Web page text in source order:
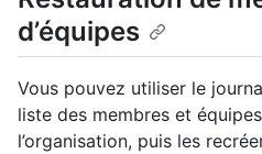
d’équipes
Vous pouvez utiliser le
liste des membres et
l’organisation, puis les